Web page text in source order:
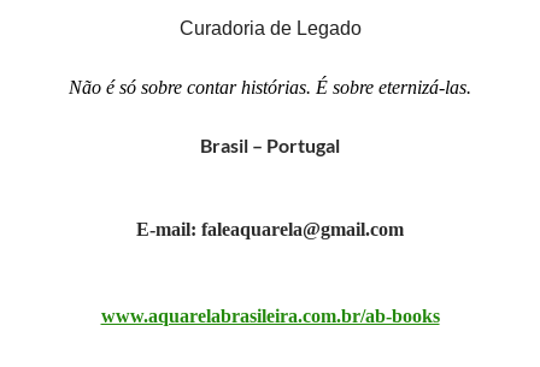
Curadoria de Legado
Não é só sobre contar histórias. É sobre eternizá-las.
Brasil – Portugal
E-mail: faleaquarela@gmail.com
www.aquarelabrasileira.com.br/ab-books